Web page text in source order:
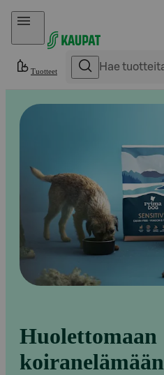
Hyppää sisältöön
Tuotteet
Huolettomaan
koiranelämään